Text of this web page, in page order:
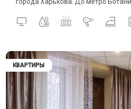
КВАРТИРЫ